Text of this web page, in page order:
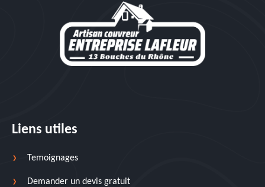
Liens utiles
Temoignages
Demander un devis gratuit